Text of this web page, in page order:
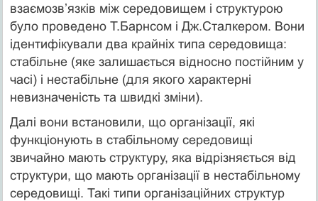
взаємозв’язків між середовищем і структурою
було проведено Т.Барнсом і Дж.Сталкером. Вони
ідентифікували два крайніх типа середовища:
стабільне (яке залишається відносно постійним у
часі) і нестабільне (для якого характерні
невизначеність та швидкі зміни).
Далі вони встановили, що організації, які
функціонують в стабільному середовищі
звичайно мають структуру, яка відрізняється від
структури, що мають організації в нестабільному
середовищі. Такі типи організаційних структур